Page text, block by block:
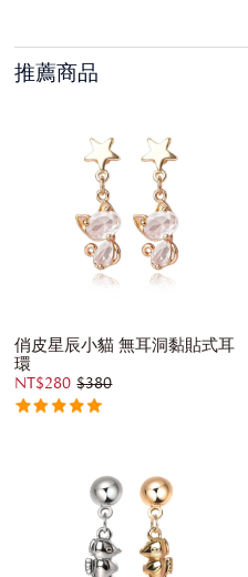
推薦商品
俏皮星辰小貓 無耳洞黏貼式耳
環
NT$280 $380